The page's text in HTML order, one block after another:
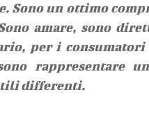
Sono un ottimo
amare, sono
per i consumatori
rappresentare
differenti.